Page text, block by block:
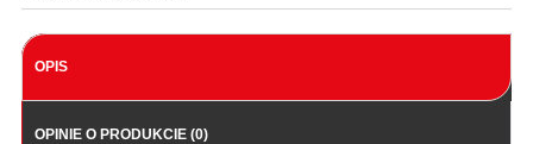
OPIS
OPINIE O PRODUKCIE (0)